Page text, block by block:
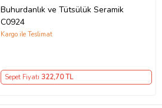
Buhurdanlık ve Tütsülük Seramik
C0924
Kargo ile Teslimat
Sepet Fiyatı 322,70 TL